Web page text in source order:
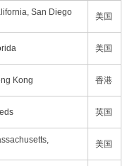
San Diego
美国
美国
Kong 香港
英国
美国